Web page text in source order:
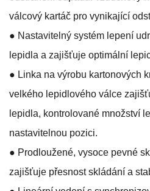
válcový kartáč pro vynikající
● Nastavitelný systém lepení
lepidla a zajišťuje optimální
● Linka na výrobu kartonových
velkého lepidlového válce
lepidla, kontrolované množství
nastavitelnou pozici.
● Prodloužené, vysoce pevné
zajišťuje přesnost skládání a